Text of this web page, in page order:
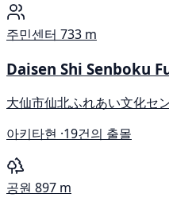
주민센터 733 m
Daisen Shi Senboku
大仙市仙北ふれあい文化セ
아키타현 ·19건의 출몰
공원 897 m